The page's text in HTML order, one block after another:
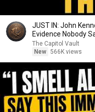
JUST IN: John
Evidence Nobody
The Capitol Vault
New 566K views